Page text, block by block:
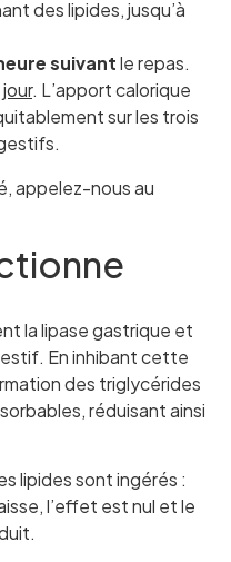
des lipides, jusqu’à
suivantle repas.
. L’apport calorique
sur les trois
appelez-nous au
la lipase gastrique et
En inhibant cette
des triglycérides
réduisant ainsi
lipides sont ingérés :
l’effet est nul et le